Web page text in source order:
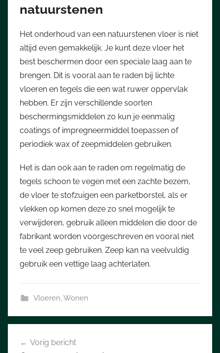
natuurstenen
Het onderhoud van een natuurstenen vloer is niet
altijd even gemakkelijk. Je kunt deze vloer het
best beschermen door een speciale laag aan te
brengen. Dit is vooral aan te raden bij lichte
vloeren en tegels die een wat ruwer oppervlak
hebben. Er zijn verschillende soorten
beschermingsmiddelen zo kun je eenmalig
coatings of impregneermiddel toepassen of
periodiek wax of zeepmiddelen gebruiken.
Het is dan ook aan te raden om regelmatig de
tegels schoon te vegen met een zachte bezem,
de vloer te stofzuigen een parketborstel, als er
vlekken op komen deze zo snel mogelijk te
verwijderen, gebruik alleen middelen die door de
fabrikant worden voorgeschreven en vooral niet
te veel zeep gebruiken. Zeep kan na veelvuldig
gebruik een vettige laag achterlaten.
Vloeren,Wonen
Vorig bericht